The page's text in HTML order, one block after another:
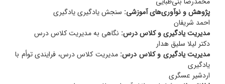
پژوهش و نوآوری‌های آموزشی: سنجش یادگیری یادگیری
احمد شریفان
مدیریت یادگیری و کلاس درس: نگاهی به مدیریت کلاس درس
دکتر لیلا سلیق هدار
مدیریت یادگیری و کلاس درس: مدیریت کلاس درس، فرایندی توأم با
یادگیری
اردشیر عسگری